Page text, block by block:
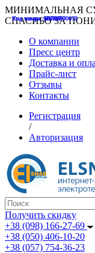
МИНИМАЛЬНАЯ
СПАСИБО ЗА
О компании
Пресс центр
Доставка и
Прайс-лист
Отзывы
Контакты
Регистрация
/
Авторизация
Получить скидку
+38 (098) 166-27-69
+38 (050) 406-10-20
+38 (057) 754-36-23
Код товара :507000
Код товара :HUK-K00058
Код товара :Т075177
Код товара :pnsv12
Код товара :HUK-K00072